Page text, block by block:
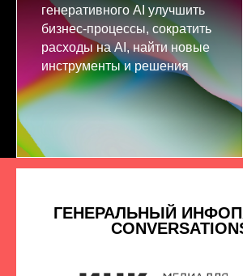
генеративного AI улучшить
бизнес-процессы, сократить
расходы на AI, найти новые
инструменты и решения